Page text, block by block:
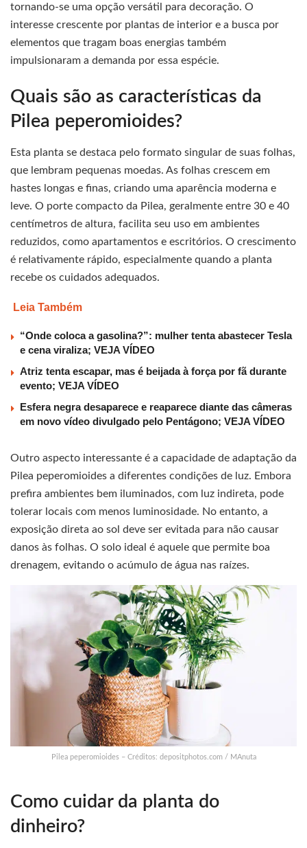
tornando-se uma opção versátil para decoração. O
interesse crescente por plantas de interior e a busca por
elementos que tragam boas energias também
impulsionaram a demanda por essa espécie.
Quais são as características da
Pilea peperomioides?
Esta planta se destaca pelo formato singular de suas folhas,
que lembram pequenas moedas. As folhas crescem em
hastes longas e finas, criando uma aparência moderna e
leve. O porte compacto da Pilea, geralmente entre 30 e 40
centímetros de altura, facilita seu uso em ambientes
reduzidos, como apartamentos e escritórios. O crescimento
é relativamente rápido, especialmente quando a planta
recebe os cuidados adequados.
Leia Também
“Onde coloca a gasolina?”: mulher tenta abastecer Tesla
e cena viraliza; VEJA VÍDEO
Atriz tenta escapar, mas é beijada à força por fã durante
evento; VEJA VÍDEO
Esfera negra desaparece e reaparece diante das câmeras
em novo vídeo divulgado pelo Pentágono; VEJA VÍDEO
Outro aspecto interessante é a capacidade de adaptação da
Pilea peperomioides a diferentes condições de luz. Embora
prefira ambientes bem iluminados, com luz indireta, pode
tolerar locais com menos luminosidade. No entanto, a
exposição direta ao sol deve ser evitada para não causar
danos às folhas. O solo ideal é aquele que permite boa
drenagem, evitando o acúmulo de água nas raízes.
Pilea peperomioides – Créditos: depositphotos.com / MAnuta
Como cuidar da planta do
dinheiro?